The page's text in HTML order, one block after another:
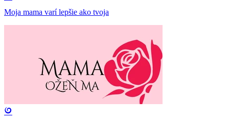
Moja mama varí lepšie ako tvoja